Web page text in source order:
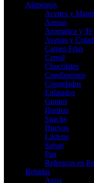
Alimentos
Aceites y
Arepas
Aromatica y Te
Avenas y
Carnes Frias
Cereal
Chocolates
Condimentos
Congelados
Enlatados
Granos
Harinas
Snacks
Huevos
Lácteos
Salsas
Pan
Refrescos en
Bebidas
Agua